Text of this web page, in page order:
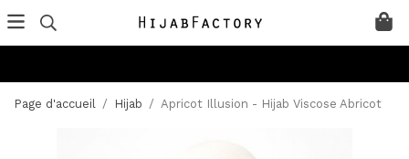
Page d'accueil / Hijab / Apricot Illusion - Hijab Viscose Abricot